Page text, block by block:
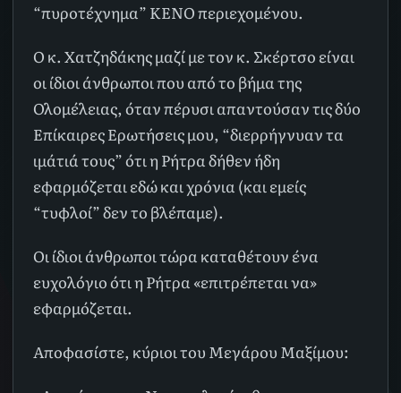
“πυροτέχνημα” ΚΕΝΟ περιεχομένου.
Ο κ. Χατζηδάκης μαζί με τον κ. Σκέρτσο είναι
οι ίδιοι άνθρωποι που από το βήμα της
Ολομέλειας, όταν πέρυσι απαντούσαν τις δύο
Επίκαιρες Ερωτήσεις μου, “διερρήγνυαν τα
ιμάτιά τους” ότι η Ρήτρα δήθεν ήδη
εφαρμόζεται εδώ και χρόνια (και εμείς
“τυφλοί” δεν το βλέπαμε).
Οι ίδιοι άνθρωποι τώρα καταθέτουν ένα
ευχολόγιο ότι η Ρήτρα «επιτρέπεται να»
εφαρμόζεται.
Αποφασίστε, κύριοι του Μεγάρου Μαξίμου: